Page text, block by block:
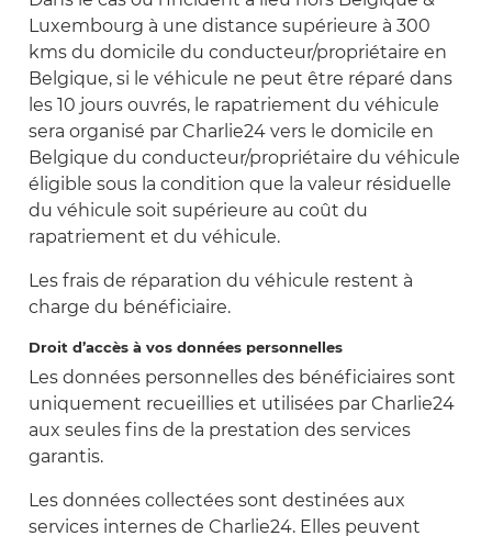
Luxembourg à une distance supérieure à 300
kms du domicile du conducteur/propriétaire en
Belgique, si le véhicule ne peut être réparé dans
les 10 jours ouvrés, le rapatriement du véhicule
sera organisé par Charlie24 vers le domicile en
Belgique du conducteur/propriétaire du véhicule
éligible sous la condition que la valeur résiduelle
du véhicule soit supérieure au coût du
rapatriement et du véhicule.
Les frais de réparation du véhicule restent à
charge du bénéficiaire.
Droit d’accès à vos données personnelles
Les données personnelles des bénéficiaires sont
uniquement recueillies et utilisées par Charlie24
aux seules fins de la prestation des services
garantis.
Les données collectées sont destinées aux
services internes de Charlie24. Elles peuvent